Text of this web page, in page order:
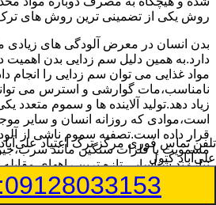
روش یکی از تضمینی ترین روش های ترک
بدن انسان در معرض آلودگی های زیادی
دارد.به همین دلیل سم زدایی بدن اهمیت
مواد غذایی می توان سم زدایی را انجام
نامناسب،مات گوارشی و استرس می
زیاد دهد.تولید آلاینده ها و سموم متعدد
است،موادی که روزانه انسان و سایر
قرار داده است.تصفیه سموم ناشی از
مسمویت با فلزات سنگین مانند
نیازمند شناسایی تازه ترین راههای
سم زدایی بدن در علی‌آباد
تلفن تماس فوریمرکز ترک اعتیاد
علی‌آباد کتول